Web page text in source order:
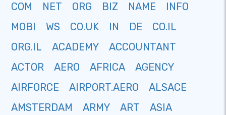
COM NET ORG BIZ NAME
INFO
MOBI
WS CO.UK IN DE
CO.IL
ORG.IL
ACADEMY
ACCOUNTANT
ACTOR
AERO AFRICA
AGENCY
AIRFORCE
AIRPORT.AERO
ALSACE
AMSTERDAM
ARMY ART
ASIA